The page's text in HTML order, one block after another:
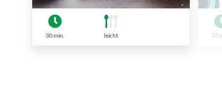
30 min. leicht 35